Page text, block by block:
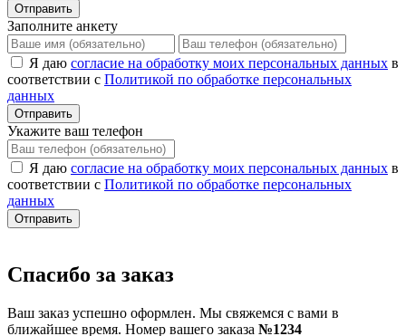
Отправить
Заполните анкету
Я даю согласие на обработку моих персональных данных в
соответствии с Политикой по обработке персональных
данных
Отправить
Укажите ваш телефон
Я даю согласие на обработку моих персональных данных в
соответствии с Политикой по обработке персональных
данных
Отправить
Спасибо за заказ
Ваш заказ успешно оформлен. Мы свяжемся с вами в
ближайшее время. Номер вашего заказа №1234